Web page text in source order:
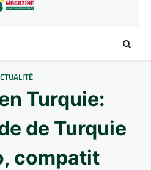
Turquie:
de Turquie
compatit